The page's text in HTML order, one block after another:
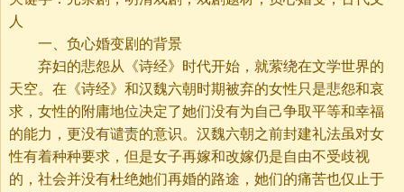
人
一、负心婚变剧的背景
弃妇的悲怨从《诗经》时代开始，就萦绕在文学世界的
天空。在《诗经》和汉魏六朝时期被弃的女性只是悲怨和哀
求，女性的附庸地位决定了她们没有为自己争取平等和幸福
的能力，更没有谴责的意识。汉魏六朝之前封建礼法虽对女
性有着种种要求，但是女子再嫁和改嫁仍是自由不受歧视
的，社会并没有杜绝她们再婚的路途，她们的痛苦也仅止于